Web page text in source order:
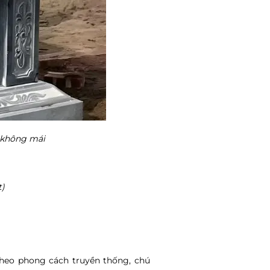
mái
phong cách truyền thống, chú